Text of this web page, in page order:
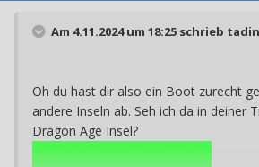
Am 4.11.2024 um 18:25 schrieb
Oh du hast dir also ein Boot zurecht
andere Inseln ab. Seh ich da in deiner
Dragon Age Insel?